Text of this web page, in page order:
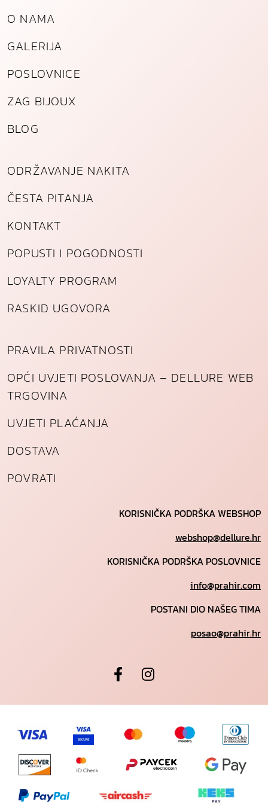
n
O NAMA
GALERIJA
POSLOVNICE
ZAG BIJOUX
BLOG
ODRŽAVANJE NAKITA
ČESTA PITANJA
KONTAKT
POPUSTI I POGODNOSTI
LOYALTY PROGRAM
RASKID UGOVORA
PRAVILA PRIVATNOSTI
OPĆI UVJETI POSLOVANJA – DELLURE WEB
TRGOVINA
UVJETI PLAĆANJA
DOSTAVA
POVRATI
KORISNIČKA PODRŠKA WEBSHOP
webshop@dellure.hr
KORISNIČKA PODRŠKA POSLOVNICE
info@prahir.com
POSTANI DIO NAŠEG TIMA
posao@prahir.hr